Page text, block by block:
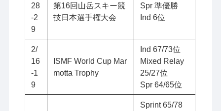
28
-2
9
第16回山岳スキー競
技日本選手権大会
Spr 準優勝
Ind 6位
2/
16
-1
9
ISMF World Cup Mar
motta Trophy
Ind 67/73位
Mixed Relay
25/27位
Spr 64/65位
Sprint 65/78